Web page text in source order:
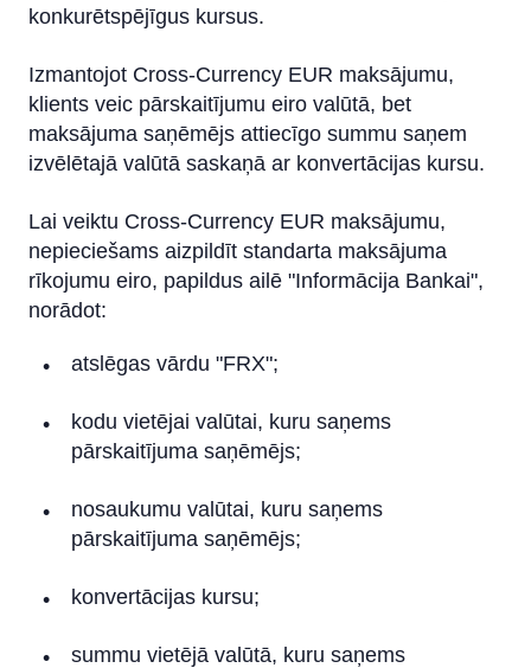
Cross-currency valūtu kursi
Maksājums uz citas bankas MasterCard un VISA
kartēm
Operācijas ar valūtām
Attālinātā vadība
konkurētspējīgus kursus.
Izmantojot Cross-Currency EUR maksājumu,
klients veic pārskaitījumu eiro valūtā, bet
maksājuma saņēmējs attiecīgo summu saņem
izvēlētajā valūtā saskaņā ar konvertācijas kursu.
Lai veiktu Cross-Currency EUR maksājumu,
nepieciešams aizpildīt standarta maksājuma
rīkojumu eiro, papildus ailē "Informācija Bankai",
norādot:
atslēgas vārdu "FRX";
kodu vietējai valūtai, kuru saņems
pārskaitījuma saņēmējs;
nosaukumu valūtai, kuru saņems
pārskaitījuma saņēmējs;
konvertācijas kursu;
summu vietējā valūtā, kuru saņems